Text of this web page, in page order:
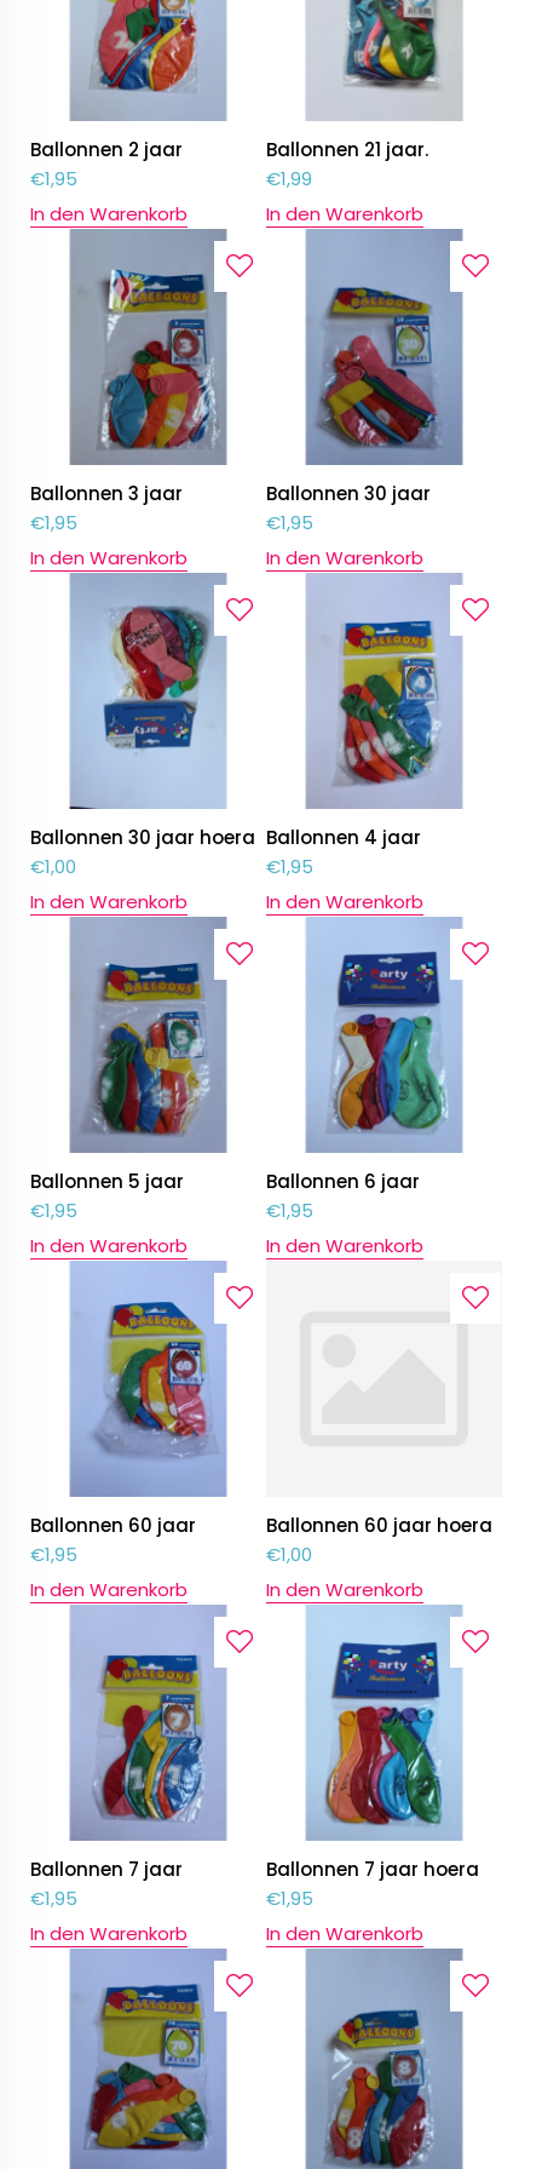
Ballonnen 2 jaar
€1,95
In den Warenkorb
Ballonnen 21 jaar.
€1,99
In den Warenkorb
Ballonnen 3 jaar
€1,95
In den Warenkorb
Ballonnen 30 jaar
€1,95
In den Warenkorb
Ballonnen 30 jaar hoera
€1,00
In den Warenkorb
Ballonnen 4 jaar
€1,95
In den Warenkorb
Ballonnen 5 jaar
€1,95
In den Warenkorb
Ballonnen 6 jaar
€1,95
In den Warenkorb
Ballonnen 60 jaar
€1,95
In den Warenkorb
Ballonnen 60 jaar hoera
€1,00
In den Warenkorb
Ballonnen 7 jaar
€1,95
In den Warenkorb
Ballonnen 7 jaar hoera
€1,95
In den Warenkorb